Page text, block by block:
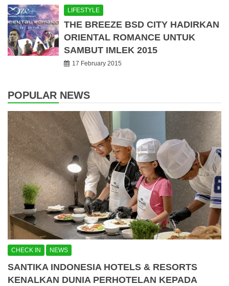
LIFESTYLE
THE BREEZE BSD CITY HADIRKAN
ORIENTAL ROMANCE UNTUK
SAMBUT IMLEK 2015
17 February 2015
POPULAR NEWS
CHECK IN NEWS
SANTIKA INDONESIA HOTELS & RESORTS
KENALKAN DUNIA PERHOTELAN KEPADA